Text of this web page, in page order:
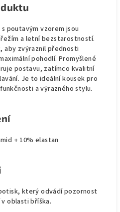
poutavým vzorem jsou
a letní bezstarostností.
aby zvýraznil přednosti
pohodlí. Promyšlené
postavu, zatímco kvalitní
Je to ideální kousek pro
a výrazného stylu.
+ 10% elastan
který odvádí pozornost
oblasti bříška.